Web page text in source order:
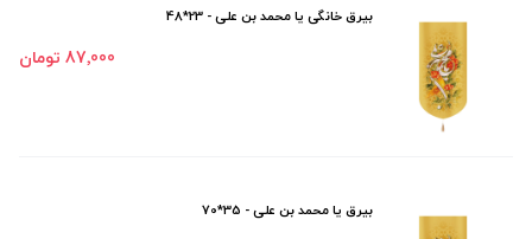
بیرق خانگی یا محمد بن علی - 23*48
87٬000 تومان
بیرق یا محمد بن علی - 35*70